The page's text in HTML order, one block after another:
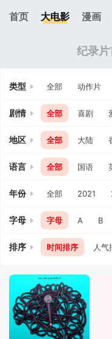
首页 大电影 漫画
我的观影
暂无
纪录片
类型 全部 动作片
剧情 全部 喜剧
地区 全部 大陆
语言 全部 国语
年份 全部 2021
字母 字母 A B
排序 时间排序 人气